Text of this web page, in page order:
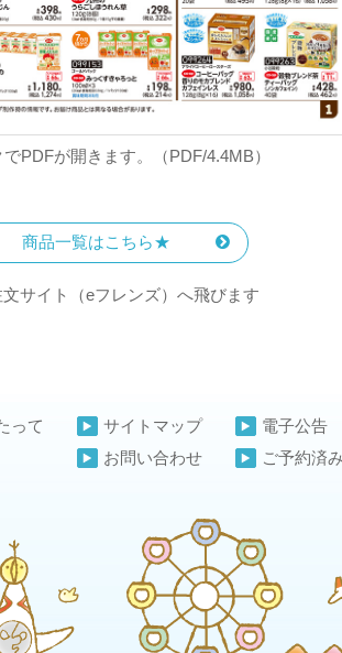
PDFが開きます。（PDF/4.4MB）
商品一覧はこちら★
サイト（eフレンズ）へ飛びます
って
サイトマップ
お問い合わせ
電子公告
ご予約済